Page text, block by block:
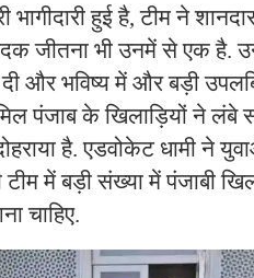
भागीदारी हुई है, टीम ने
जीतना भी उनमें से एक है.
और भविष्य में और बड़ी
पंजाब के खिलाड़ियों ने लंबे
है. एडवोकेट धामी ने
में बड़ी संख्या में पंजाबी
चाहिए.